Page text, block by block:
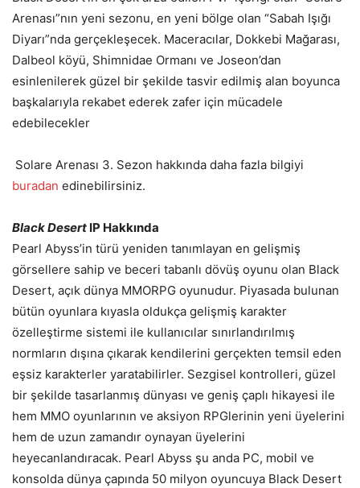
Arenası”nın yeni sezonu, en yeni bölge olan “Sabah Işığı
Diyarı”nda gerçekleşecek. Maceracılar, Dokkebi Mağarası,
Dalbeol köyü, Shimnidae Ormanı ve Joseon’dan
esinlenilerek güzel bir şekilde tasvir edilmiş alan boyunca
başkalarıyla rekabet ederek zafer için mücadele
edebilecekler
Solare Arenası 3. Sezon hakkında daha fazla bilgiyi
buradan edinebilirsiniz.
Black Desert IP Hakkında
Pearl Abyss’in türü yeniden tanımlayan en gelişmiş
görsellere sahip ve beceri tabanlı dövüş oyunu olan Black
Desert, açık dünya MMORPG oyunudur. Piyasada bulunan
bütün oyunlara kıyasla oldukça gelişmiş karakter
özelleştirme sistemi ile kullanıcılar sınırlandırılmış
normların dışına çıkarak kendilerini gerçekten temsil eden
eşsiz karakterler yaratabilirler. Sezgisel kontrolleri, güzel
bir şekilde tasarlanmış dünyası ve geniş çaplı hikayesi ile
hem MMO oyunlarının ve aksiyon RPGlerinin yeni üyelerini
hem de uzun zamandır oynayan üyelerini
heyecanlandıracak. Pearl Abyss şu anda PC, mobil ve
konsolda dünya çapında 50 milyon oyuncuya Black Desert